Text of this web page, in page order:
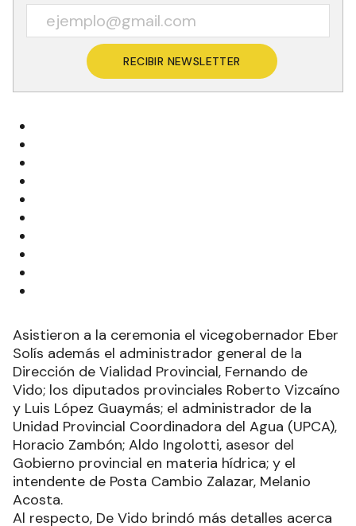
RECIBIR NEWSLETTER
Asistieron a la ceremonia el vicegobernador Eber
Solís además el administrador general de la
Dirección de Vialidad Provincial, Fernando de
Vido; los diputados provinciales Roberto Vizcaíno
y Luis López Guaymás; el administrador de la
Unidad Provincial Coordinadora del Agua (UPCA),
Horacio Zambón; Aldo Ingolotti, asesor del
Gobierno provincial en materia hídrica; y el
intendente de Posta Cambio Zalazar, Melanio
Acosta.
Al respecto, De Vido brindó más detalles acerca